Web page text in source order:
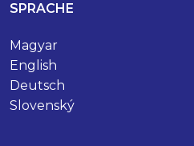
SPRACHE
Magyar
English
Deutsch
Slovenský